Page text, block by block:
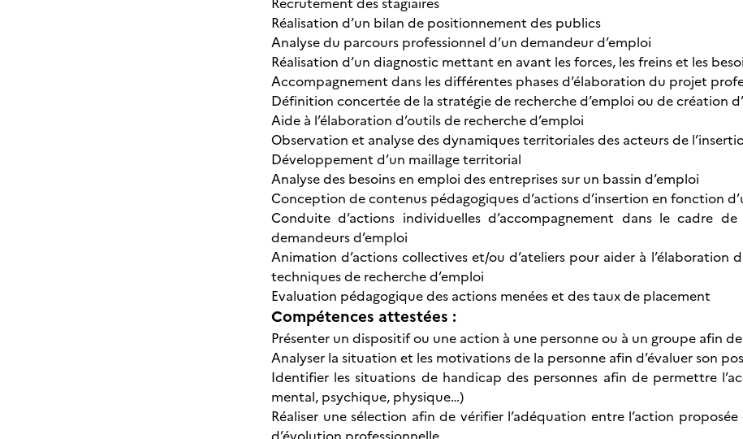
Réalisation d’un bilan de positionnement des publics
Analyse du parcours professionnel d’un demandeur d’emploi
Réalisation d’un diagnostic mettant en avant les forces, les freins et les
Accompagnement dans les différentes phases d’élaboration du projet
Définition concertée de la stratégie de recherche d’emploi ou de création
Aide à l’élaboration d’outils de recherche d’emploi
Observation et analyse des dynamiques territoriales des acteurs de
Développement d’un maillage territorial
Analyse des besoins en emploi des entreprises sur un bassin d’emploi
Conception de contenus pédagogiques d’actions d’insertion en fonction
Conduite d’actions individuelles d’accompagnement dans le cadre
demandeurs d’emploi
Animation d’actions collectives et/ou d’ateliers pour aider à
techniques de recherche d’emploi
Evaluation pédagogique des actions menées et des taux de placement
Compétences attestées :
Présenter un dispositif ou une action à une personne ou à un groupe afin de
Analyser la situation et les motivations de la personne afin d’évaluer son
Identifier les situations de handicap des personnes afin de permettre
mental, psychique, physique…)
Réaliser une sélection afin de vérifier l’adéquation entre l’action